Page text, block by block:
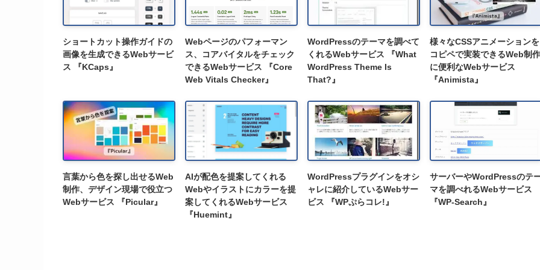
ショートカット操作ガイドの
画像を生成できるWebサービ
ス 『KCaps』
Webページのパフォーマン
ス、コアバイタルをチェック
できるWebサービス 『Core
Web Vitals Checker』
WordPressのテーマを調べて
くれるWebサービス 『What
WordPress Theme Is
That?』
様々なCSSアニメーションを
コピペで実装できるWeb制作
に便利なWebサービス
『Animista』
言葉から色を探し出せるWeb
制作、デザイン現場で役立つ
Webサービス 『Picular』
AIが配色を提案してくれる
Webやイラストにカラーを提
案してくれるWebサービス
『Huemint』
WordPressプラグインをオシ
ャレに紹介しているWebサー
ビス 『WPぷらコレ!』
サーバーやWordPressのテ
マを調べれるWebサービス
『WP-Search』